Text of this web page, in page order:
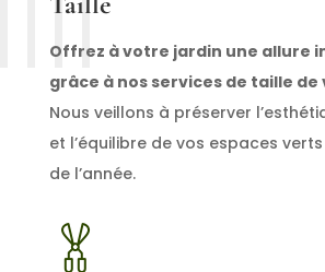
Offrez à votre jardin une allure
grâce à nos services de taille de
Nous veillons à préserver
et l’équilibre de vos espaces
de l’année.